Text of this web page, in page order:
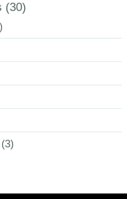
(30)
(3)